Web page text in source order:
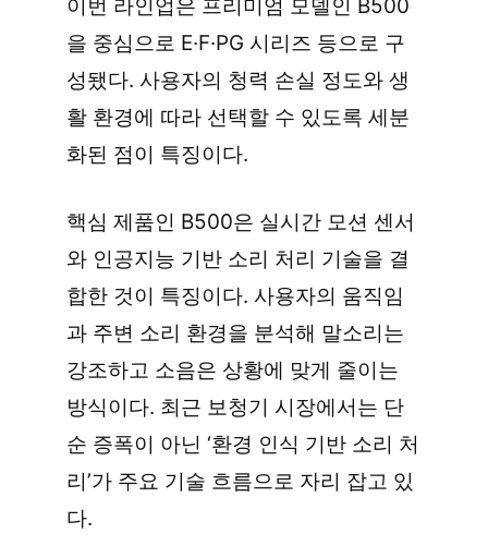
이번 라인업은 프리미엄 모델인 B500
을 중심으로 E·F·PG 시리즈 등으로 구
성됐다. 사용자의 청력 손실 정도와 생
활 환경에 따라 선택할 수 있도록 세분
화된 점이 특징이다.
핵심 제품인 B500은 실시간 모션 센서
와 인공지능 기반 소리 처리 기술을 결
합한 것이 특징이다. 사용자의 움직임
과 주변 소리 환경을 분석해 말소리는
강조하고 소음은 상황에 맞게 줄이는
방식이다. 최근 보청기 시장에서는 단
순 증폭이 아닌 ‘환경 인식 기반 소리 처
리’가 주요 기술 흐름으로 자리 잡고 있
다.